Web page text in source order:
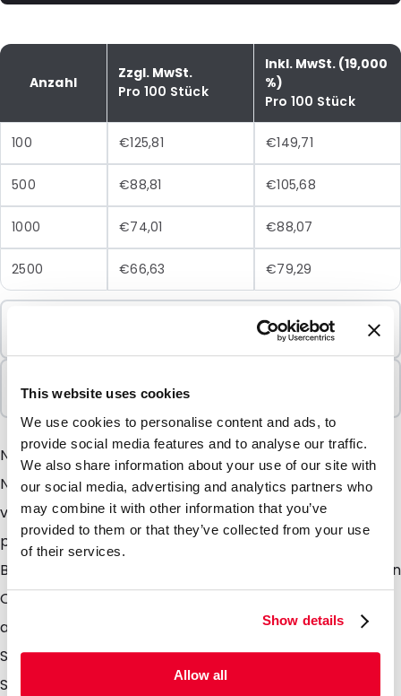
This website uses cookies
We use cookies to personalise content and ads, to
provide social media features and to analyse our traffic.
We also share information about your use of our site with
our social media, advertising and analytics partners who
may combine it with other information that you’ve
provided to them or that they’ve collected from your use
of their services.
Show details
Allow all
Anzahl
Zzgl. MwSt.
Pro 100 Stück
Inkl. MwSt. (19,000
%)
Pro 100 Stück
100 €125,81 €149,71
500 €88,81 €105,68
1000 €74,01 €88,07
2500 €66,63 €79,29
100 Einheiten
Neu: unsere Seitenfaltenbeutel mit Ventil Wie der
Name sagt sind die Beutel mit Seitenfalte und Boden
versehen. Sie sind aus hochwertiger Aluverbundfolie
produziert. Somit besitzt der Beutel gute
Barrieeigenschaften. Zusätzlich ist der Beutel mit einen
One-Way Ventil versehen d.h. Gase oder Luft können
aus dem Beutel entweichen aber nicht eindringen.
Somit wird ein Platzen des Beutel vermieden. Die
Seitenfaltenbeutel sind für Food sowie für Nonfood-